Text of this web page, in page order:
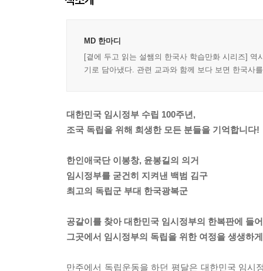
MD 한마디
[곁에 두고 읽는 설쌤의 한국사 학습만화 시리즈]
기로 담아냈다. 관련 교과와 함께 보다 보면 한국사
대한민국 임시정부 수립 100주년,
조국 독립을 위해 희생한 모든 분들을 기억합니다!
한인애국단 이봉창, 윤봉길의 의거
임시정부를 굳건히 지켜낸 백범 김구
최고의 독립군 부대 한국광복군
공갈이를 찾아 대한민국 임시정부의 한복판에 들
그곳에서 임시정부의 독립을 위한 여정을 생생하
만주에서 독립운동을 하던 평달은 대한민국 임시